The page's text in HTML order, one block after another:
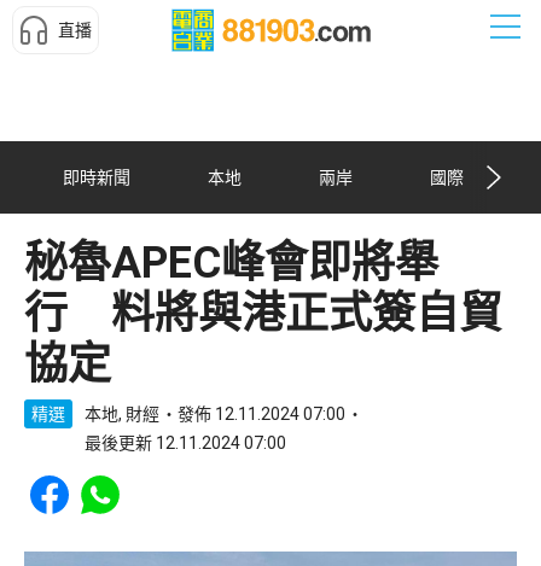
直播
即時新聞 本地 兩岸 國際
秘魯APEC峰會即將舉
行 料將與港正式簽自貿
協定
精選 本地, 財經
發佈 12.11.2024 07:00
最後更新 12.11.2024 07:00
Share to Facebook
Share to WhatsApp